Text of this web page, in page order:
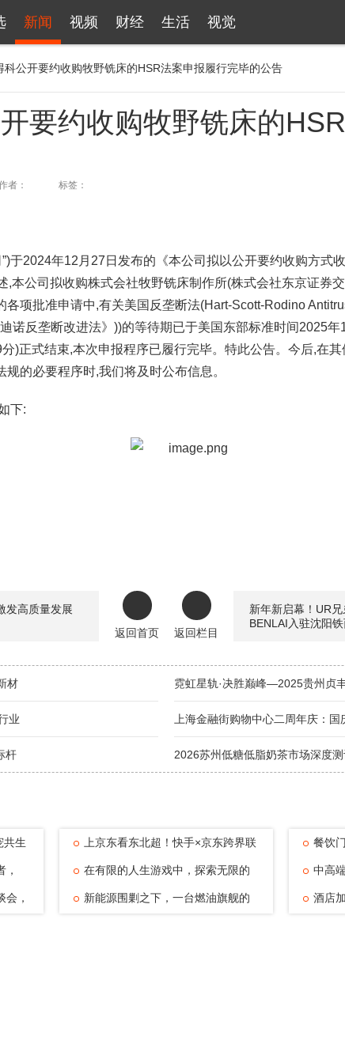
新闻 视频 财经 生活 视觉
科公开要约收购牧野铣床的HSR法案申报履行完毕的公告
要约收购牧野铣床的
者： 标签：
于2024年12月27日发布的《本公司拟以公开要约收购方式
,本公司拟收购株式会社牧野铣床制作所(株式会社东京证券
项批准申请中,有关美国反垄断法(Hart-Scott-Rodino
诺反垄断改进法》))的等待期已于美国东部标准时间2025
)正式结束,本次申报程序已履行完毕。特此公告。今后,在
的必要程序时,我们将及时公布信息。
下:
发高质量发展
返回首页 返回栏目
新年新启幕！UR
BENLAI入驻沈阳
材 霓虹星轨·决胜巅峰—2025贵州贞
业 上海金融街购物中心二周年庆：国
杆 2026苏州低糖低脂奶茶市场深度
共生
，
会，
上京东看东北超！快手×京东跨界联
动，观赛
在有限的人生游戏中，探索无限的
可能——浅
新能源围剿之下，一台燃油旗舰的
餐饮
家全国
中高
业准入标
酒店